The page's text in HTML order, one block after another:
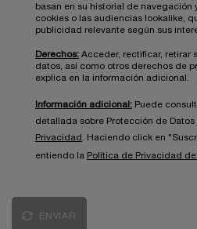
basan en su historial de
cookies o las audiencias lookalike,
publicidad relevante según sus
Derechos: Acceder, rectificar, retirar
datos, así como otros derechos de
explica en la información adicional.
Información adicional: Puede
detallada sobre Protección de Datos
Privacidad
. Haciendo click en
entiendo la Política de Privacidad de
ENVIAR